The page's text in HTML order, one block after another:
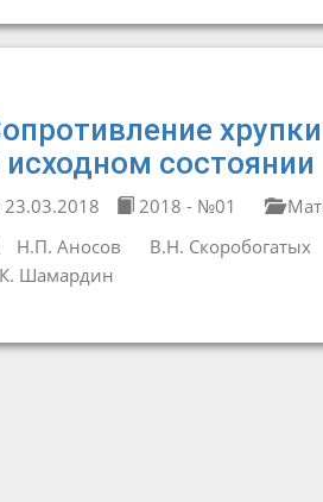
исходном состоянии
23.03.2018 2018 - №01
Н.П. Аносов
В.Н. Скоробогатых
Шамардин